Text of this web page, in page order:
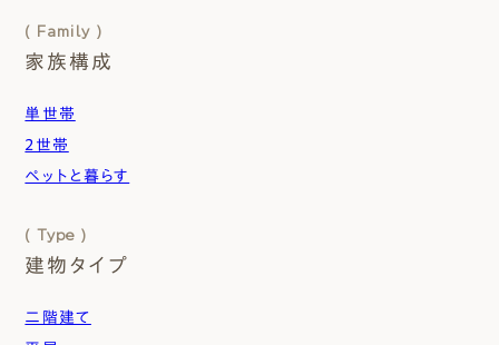
⼤垣市
瑞穂市
北名古屋市
名古屋市
( Family )
家族構成
単世帯
2世帯
ペットと暮らす
( Type )
建物タイプ
⼆階建て